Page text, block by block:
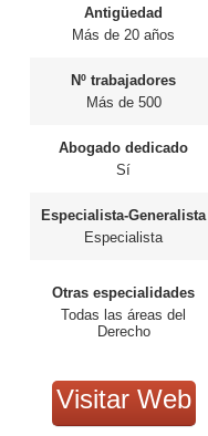
Antigüedad
Más de 20 años
Nº trabajadores
Más de 500
Abogado dedicado
Sí
Especialista-Generalista
Especialista
Otras especialidades
Todas las áreas del
Derecho
Visitar Web